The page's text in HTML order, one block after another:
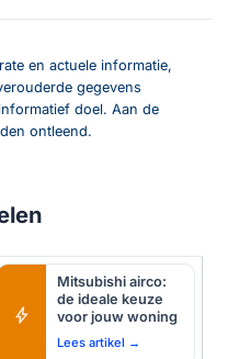
en actuele informatie,
gegevens
doel. Aan de
ontleend.
bolt
Mitsubishi airco:
de ideale keuze
voor jouw woning
Lees artikel →